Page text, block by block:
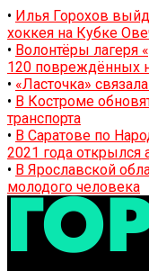
• Илья Горохов
хоккея на Кубке
• Волонтёры лагеря
120 повреждённых
• «Ласточка»
• В Костроме
транспорта
• В Саратове по
2021 года открылся
• В Ярославской
молодого человека